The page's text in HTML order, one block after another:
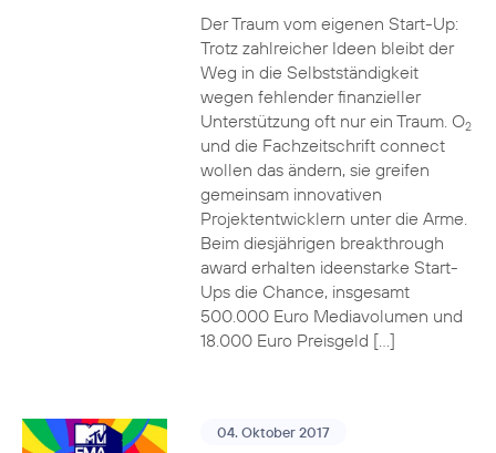
Der Traum vom eigenen Start-Up:
Trotz zahlreicher Ideen bleibt der
Weg in die Selbstständigkeit
wegen fehlender finanzieller
Unterstützung oft nur ein Traum. O2
und die Fachzeitschrift connect
wollen das ändern, sie greifen
gemeinsam innovativen
Projektentwicklern unter die Arme.
Beim diesjährigen breakthrough
award erhalten ideenstarke Start-
Ups die Chance, insgesamt
500.000 Euro Mediavolumen und
18.000 Euro Preisgeld […]
04. Oktober 2017